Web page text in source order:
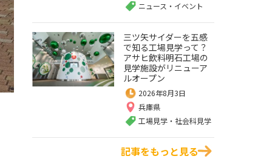
ニュース・イベント
三ツ矢サイダーを五感
で知る工場見学って？
アサヒ飲料明石工場の
見学施設がリニューア
ルオープン
2026年8月3日
兵庫県
工場見学・社会科見学
記事をもっと見る